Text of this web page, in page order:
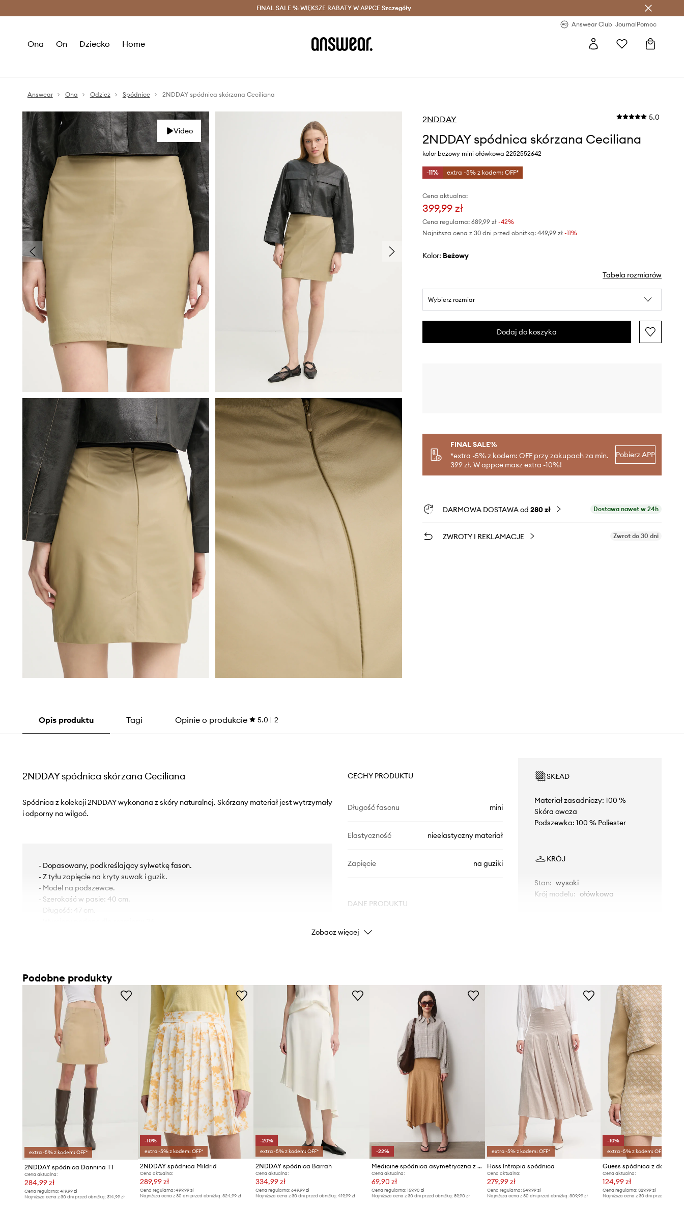
Oszczędzaj z Answear Club > Dostawa nawet w 24h >
FINAL SALE % WIĘKSZE RABATY W APPCE Szczegóły
Answear Club JournalPomoc
Ona On Dziecko Home
Answear Ona Odzież Spódnice 2NDDAY spódnica skórzana Ceciliana
Video
2NDDAY 5.0
2NDDAY spódnica skórzana Ceciliana
kolor beżowy mini ołówkowa 2252552642
-11% extra -5% z kodem: OFF*
Cena aktualna:
399,99 zł
Cena regularna: 689,99 zł-42%
Najniższa cena z 30 dni przed obniżką: 449,99 zł -11%
Kolor: beżowy
Tabela rozmiarów
Wybierz rozmiar
Dodaj do koszyka
FINAL SALE%
*extra -5% z kodem: OFF przy zakupach za min.
399 zł. W appce masz extra -10%!
Pobierz APP
DARMOWA DOSTAWA od 280 zł Dostawa nawet w 24h
ZWROTY I REKLAMACJE Zwrot do 30 dni
Opis produktu Tagi Opinie o produkcie 5.0 2
2NDDAY spódnica skórzana Ceciliana
Spódnica z kolekcji 2NDDAY wykonana z skóry naturalnej. Skórzany materiał jest wytrzymały
i odporny na wilgoć.
- Dopasowany, podkreślający sylwetkę fason.
- Z tyłu zapięcie na kryty suwak i guzik.
- Model na podszewce.
- Szerokość w pasie: 40 cm.
- Długość: 47 cm.
CECHY PRODUKTU
Długość fasonu mini
Elastyczność nieelastyczny materiał
Zapięcie na guziki
DANE PRODUKTU
Kod producenta
Marka 2NDDAY
SKŁAD
Materiał zasadniczy: 100 %
Skóra owcza
Podszewka: 100 % Poliester
KRÓJ
Stan: wysoki
Krój modelu: ołówkowa
Zalecamy wybór rozmiaru, jaki nosisz
zazwyczaj.
Tabela rozmiarów
Zobacz więcej
Podobne produkty
extra -5% z kodem: OFF*
2NDDAY spódnica Dannina TT
Cena aktualna:
284,99 zł
Cena regularna: 419,99 zł
Najniższa cena z 30 dni przed obniżką: 314,99 zł
-10%
extra -5% z kodem: OFF*
2NDDAY spódnica Mildrid
Cena aktualna:
289,99 zł
Cena regularna:499,99 zł
Najniższa cena z 30 dni przed obniżką:324,99 zł
-20%
extra -5% z kodem: OFF*
2NDDAY spódnica Barrah
Cena aktualna:
334,99 zł
Cena regularna: 649,99 zł
Najniższa cena z 30 dni przed obniżką: 419,99 zł
-22%
Medicine spódnica asymetryczna z modalem
Cena aktualna:
69,90 zł
Cena regularna: 159,90 zł
Najniższa cena z 30 dni przed obniżką: 89,90 zł
extra -5% z kodem: OFF*
Hoss Intropia spódnica
Cena aktualna:
279,99 zł
Cena regularna:549,99 zł
Najniższa cena z 30 dni przed obniżką:309,99 zł
-10%
extra -5% z kodem: OFF*
Cena aktualna:
124,99 zł
Cena regularna: 329,99 zł
Najniższa cena z 30 dni przed obniżką: